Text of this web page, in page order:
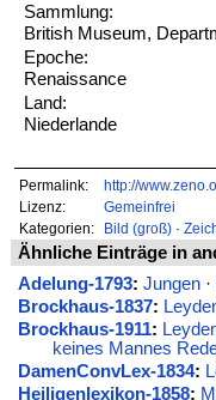
Sammlung:
British Museum,
Epoche:
Renaissance
Land:
Niederlande
Permalink:
http://
Lizenz:
Gemeinfrei
Kategorien:
Bild (groß)·
Ähnliche Einträge in
Adelung-1793: Jungen·
Brockhaus-1837:
Brockhaus-1911:
keines Mannes
DamenConvLex-1834:
Heiligenlexikon-1858: